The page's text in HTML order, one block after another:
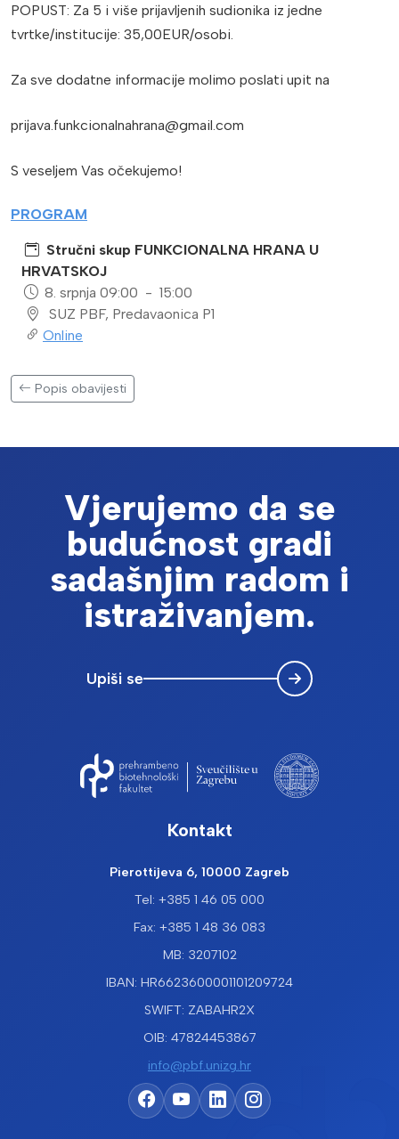
POPUST: Za 5 i više prijavljenih sudionika iz jedne
tvrtke/institucije: 35,00EUR/osobi.
Za sve dodatne informacije molimo poslati upit na
prijava.funkcionalnahrana@gmail.com
S veseljem Vas očekujemo!
PROGRAM
Stručni skup FUNKCIONALNA HRANA U
HRVATSKOJ
8. srpnja 09:00 - 15:00
SUZ PBF, Predavaonica P1
Online
Popis obavijesti
Vjerujemo da se
budućnost gradi
sadašnjim radom i
istraživanjem.
Upiši se
Kontakt
Pierottijeva 6, 10000 Zagreb
Tel: +385 1 46 05 000
Fax: +385 1 48 36 083
MB: 3207102
IBAN: HR6623600001101209724
SWIFT: ZABAHR2X
OIB: 47824453867
info@pbf.unizg.hr